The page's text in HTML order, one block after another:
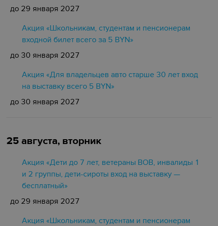
до 29 января 2027
Акция «Школьникам, студентам и пенсионерам
входной билет всего за 5 BYN»
до 30 января 2027
Акция «Для владельцев авто старше 30 лет вход
на выставку всего 5 BYN»
до 30 января 2027
25 августа, вторник
Акция «Дети до 7 лет, ветераны ВОВ, инвалиды 1
и 2 группы, дети-сироты вход на выставку —
бесплатный»
до 29 января 2027
Акция «Школьникам, студентам и пенсионерам